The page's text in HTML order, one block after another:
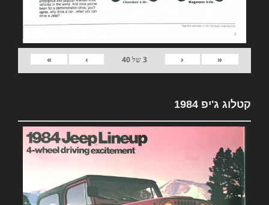
«
‹
3של40
›
»
קטלוג ג'יפ 1984